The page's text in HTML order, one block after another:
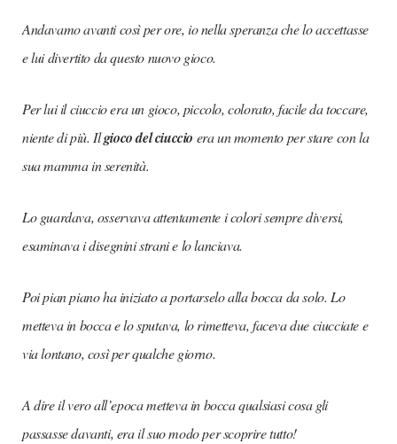
Andavamo avanti così per ore, io nella speranza che lo accettasse
e lui divertito da questo nuovo gioco.
Per lui il ciuccio era un gioco, piccolo, colorato, facile da toccare,
niente di più. Ilgioco del ciuccio era un momento per stare con la
sua mamma in serenità.
Lo guardava, osservava attentamente i colori sempre diversi,
esaminava i disegnini strani e lo lanciava.
Poi pian piano ha iniziato a portarselo alla bocca da solo. Lo
metteva in bocca e lo sputava, lo rimetteva, faceva due ciucciate e
via lontano, così per qualche giorno.
A dire il vero all’epoca metteva in bocca qualsiasi cosa gli
passasse davanti, era il suo modo per scoprire tutto!